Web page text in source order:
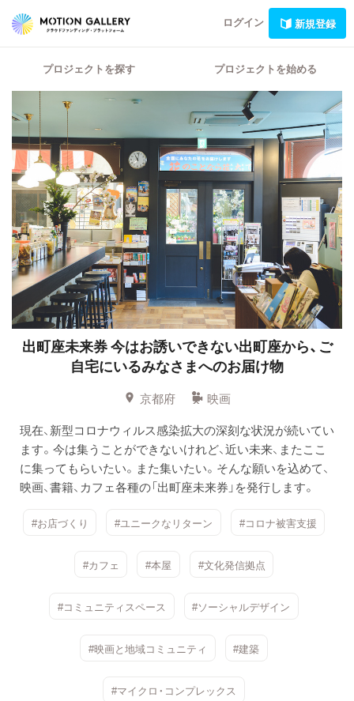
ログイン 新規登録
プロジェクトを探す プロジェクトを始める
出町座未来券今はお誘いできない出町座から、ご
自宅にいるみなさまへのお届け物
京都府
映画
現在、新型コロナウィルス感染拡大の深刻な状況が続いてい
ます。今は集うことができないけれど、近い未来、またここ
に集ってもらいたい。また集いたい。そんな願いを込めて、
映画、書籍、カフェ各種の「出町座未来券」を発行します。
#お店づくり #ユニークなリターン #コロナ被害支援
#カフェ #本屋 #文化発信拠点
#コミュニティスペース #ソーシャルデザイン
#映画と地域コミュニティ #建築
#マイクロ・コンプレックス